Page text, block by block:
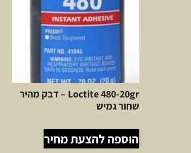
Loctite 480-20gr – דבק מהיר
שחור גמיש
הוספה להצעת מחיר